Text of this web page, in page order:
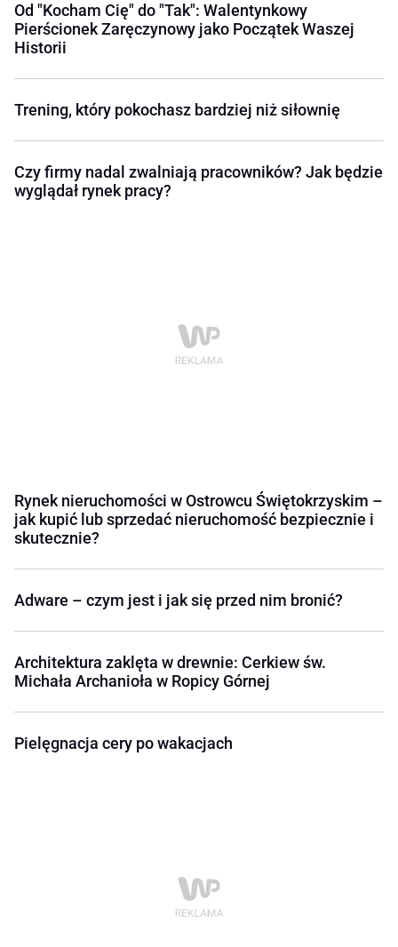
Od "Kocham Cię" do "Tak": Walentynkowy
Pierścionek Zaręczynowy jako Początek Waszej
Historii
Trening, który pokochasz bardziej niż siłownię
Czy firmy nadal zwalniają pracowników? Jak będzie
wyglądał rynek pracy?
Rynek nieruchomości w Ostrowcu Świętokrzyskim –
jak kupić lub sprzedać nieruchomość bezpiecznie i
skutecznie?
Adware – czym jest i jak się przed nim bronić?
Architektura zaklęta w drewnie: Cerkiew św.
Michała Archanioła w Ropicy Górnej
Pielęgnacja cery po wakacjach